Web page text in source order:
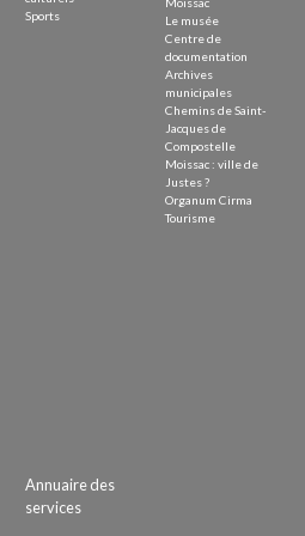
Sports
Le musée
Centre de
documentation
Archives
municipales
Chemins de Saint-
Jacques de
Compostelle
Moissac : ville de
Justes ?
Organum Cirma
Tourisme
Annuaire des
services